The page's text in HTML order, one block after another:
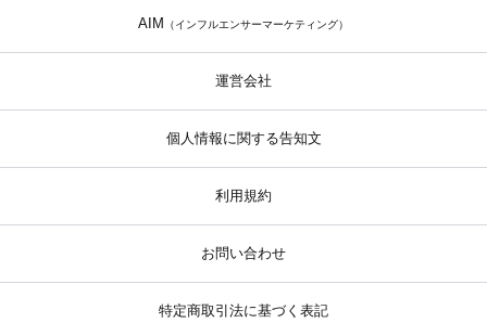
AIM （インフルエンサーマーケティング）
運営会社
個人情報に関する告知文
利用規約
お問い合わせ
特定商取引法に基づく表記